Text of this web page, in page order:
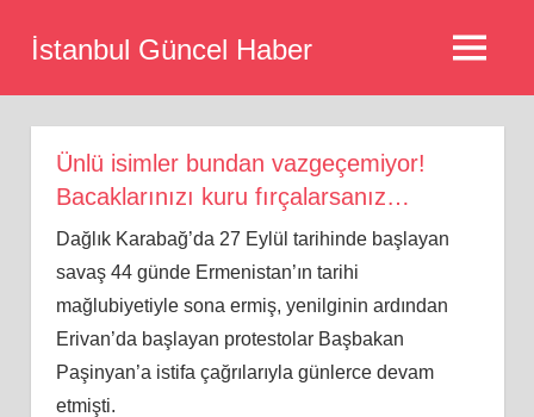
İstanbul Güncel Haber MENU
Ünlü isimler bundan vazgeçemiyor!
Bacaklarınızı kuru fırçalarsanız…
Dağlık Karabağ’da 27 Eylül tarihinde başlayan
savaş 44 günde Ermenistan’ın tarihi
mağlubiyetiyle sona ermiş, yenilginin ardından
Erivan’da başlayan protestolar Başbakan
Paşinyan’a istifa çağrılarıyla günlerce devam
etmişti.